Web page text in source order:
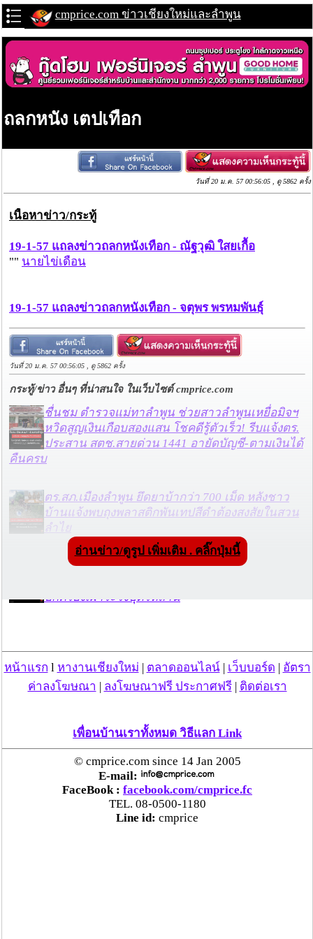
cmprice.com ข่าวเชียงใหม่และลำพูน
ถลกหนัง เตปเทือก
วันที่ 20 ม.ค. 57 00:56:05 , ดู 5862 ครั้ง
เนื้อหาข่าว/กระทู้
19-1-57 แถลงข่าวถลกหนังเทือก - ณัฐวุฒิ ใสยเกื้อ
"" นายไข่เดือน
19-1-57 แถลงข่าวถลกหนังเทือก - จตุพร พรหมพันธุ์
วันที่ 20 ม.ค. 57 00:56:05 , ดู 5862 ครั้ง
กระทู้/ข่าว อื่นๆ ที่น่าสนใจ ในเว็บไซต์ cmprice.com
ชื่นชม ตำรวจแม่ทาลำพูน ช่วยสาวลำพูนเหยื่อมิจฯ
หวิดสูญเงินเกือบสองแสน โชคดีรู้ตัวเร็ว! รีบแจ้งตร.
ประสาน สตช.สายด่วน 1441 อายัดบัญชี-ตามเงินได้
คืนครบ
ตร.สภ.เมืองลำพูน ยึดยาบ้ากว่า 700 เม็ด หลังชาว
บ้านแจ้งพบถุงพลาสติกพันเทปสีดำต้องสงสัยในสวน
ลำไย
แม่สะเรียง ลุยตรวจ “สกุชชี่“ ของเล่นอันตราย พบไร้
ปกครองเฝ้าระวังบุตรหลาน
เชียงของ เพื่อดำเนินการตามกฎหมาย พบส่วนใหญ่มี
เอี่ยวแก๊งคอลเซ็นเตอร์
ประเทศ เริ่ม 13 ต.ค. นี้
คพ. เผยผลตรวจคุณภาพน้ำแม่น้ำกก-แม่น้ำสาย-
แม่น้ำรวก-แม่น้ำโขง พื้นที่เชียงใหม่-เชียงราย ครั้งที่
8 “พบสารหนูสูงเกินค่ามาตรฐาน“
อ่านข่าว/ดูรูป เพิ่มเติม . คลิ๊กปุ่มนี้
หน้าแรก l หางานเชียงใหม่ ตลาดออนไลน์| เว็บบอร์ด
อัตรา
ค่าลงโฆษณา
ลงโฆษณาฟรี ประกาศฟรี| ติดต่อเรา
เพื่อนบ้านเราทั้งหมด วิธีแลก Link
© cmprice.com since 14 Jan 2005
E-mail:
FaceBook : facebook.com/cmprice.fc
TEL. 08-0500-1180
Line id: cmprice